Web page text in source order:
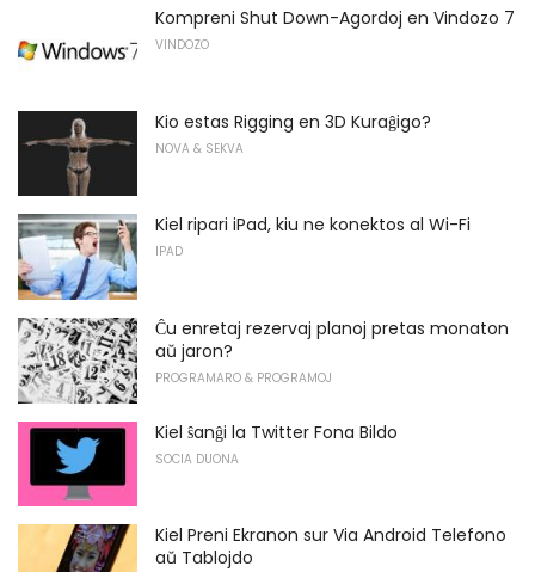
Kompreni Shut Down-Agordoj en Vindozo 7
VINDOZO
Kio estas Rigging en 3D Kuraĝigo?
NOVA & SEKVA
Kiel ripari iPad, kiu ne konektos al Wi-Fi
IPAD
Ĉu enretaj rezervaj planoj pretas monaton
aŭ jaron?
PROGRAMARO & PROGRAMOJ
Kiel ŝanĝi la Twitter Fona Bildo
SOCIA DUONA
Kiel Preni Ekranon sur Via Android Telefono
aŭ Tablojdo